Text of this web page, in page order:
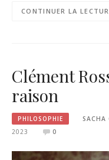
CONTINUER LA
Clément
raison
PHILOSOPHIE SACHA
2023
0